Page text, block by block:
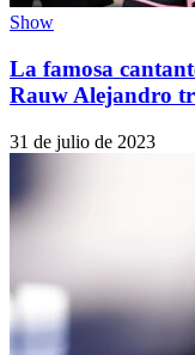
Show
La famosa
Rauw Alejandro
31 de julio de 2023